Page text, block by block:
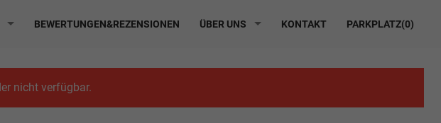
BEWERTUNGEN&REZENSIONEN ÜBER UNS KONTAKT PARKPLATZ(0)
nicht verfügbar.